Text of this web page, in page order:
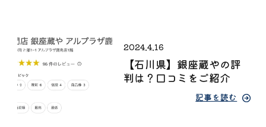
2024.4.16
【石川県】銀座蔵やの評
判は？口コミをご紹介
記事を読む